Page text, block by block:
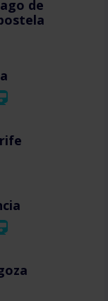
de